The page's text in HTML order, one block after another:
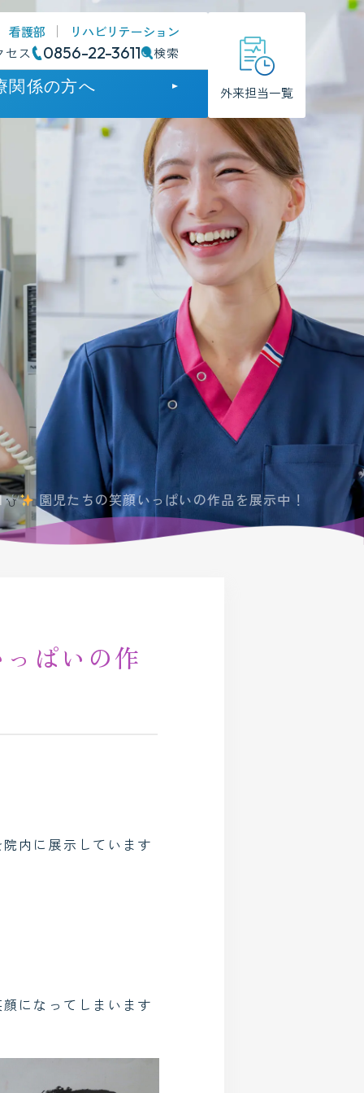
看護部
リハビリテーション
セス
0856-22-3611 検索
知らせ
援病院
ついて
タビュー
関係の方へ 外来担当一覧
園児たちの笑顔いっぱいの作品を展示中！
ぱいの作
内に展示しています
になってしまいます